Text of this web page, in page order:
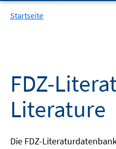
Startseite
FDZ-
Literature
Die FDZ-